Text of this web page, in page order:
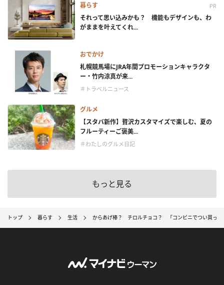
暮らす PR
それって思い込みかも？ 機能もデザインも、わ
がままを叶えてくれ...
おでかけ
札幌競馬場にJRA年間プロモーションキャラクタ
ー・竹内涼真が来...
＃トラベルニュース
グルメ
【スタバ新作】贅沢カスタマイズで楽しむ、夏の
フルーティーご褒美...
＃わたしのグルメ日記
もっと見る
トップ 暮らす 生活 からあげ棒？ チロルチョコ？ 「コンビニでつい買って